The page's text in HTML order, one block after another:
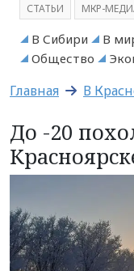
СТАТЬИ МКР-
В Сибири В
Общество
Главная В
До -20